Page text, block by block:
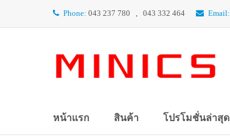
Phone: 043 237 780 , 043 332 464 Email:
หน้าแรก สินค้า โปรโมชั่นล่าสุด